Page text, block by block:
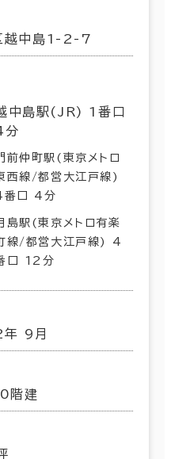
越中島1-2-7
中島駅(JR) 1番口
分
前仲町駅(東京メトロ
西線/都営大江戸線)
番口 4分
島駅(東京メトロ有楽
線/都営大江戸線) 4
口 12分
9月
階建